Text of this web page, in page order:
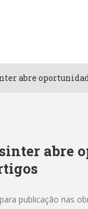
abre
abre
publicação nas